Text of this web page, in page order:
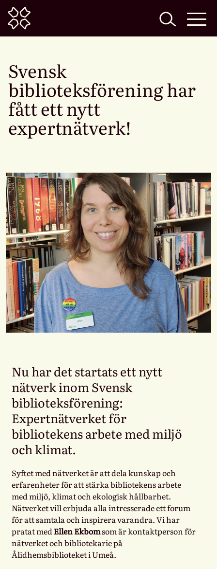
Home
Svensk
biblioteksförening har
fått ett nytt
expertnätverk!
Nu har det startats ett nytt
nätverk inom Svensk
biblioteksförening:
Expertnätverket för
bibliotekens arbete med miljö
och klimat.
Syftet med nätverket är att dela kunskap och
erfarenheter för att stärka bibliotekens arbete
med miljö, klimat och ekologisk hållbarhet.
Nätverket vill erbjuda alla intresserade ett forum
för att samtala och inspirera varandra. Vi har
pratat medEllen Ekbomsom är kontaktperson för
nätverket och bibliotekarie på
Ålidhemsbiblioteket i Umeå.